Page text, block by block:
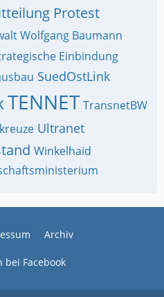
Protest
Wolfgang Baumann
Einbindung
SuedOstLink
TENNET TransnetBW
Ultranet
Winkelhaid
Archiv
Facebook